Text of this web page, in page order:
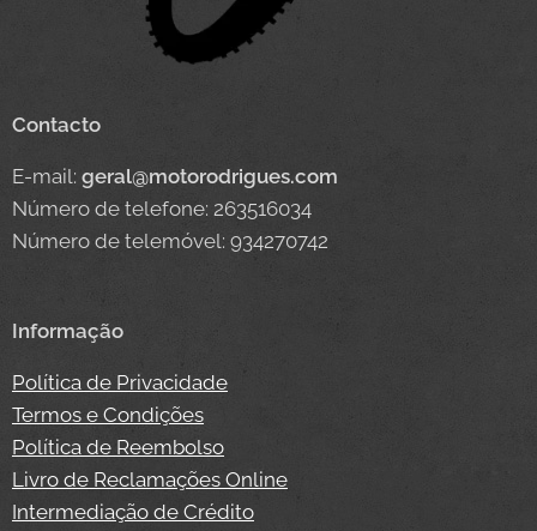
Contacto
E-mail: geral@motorodrigues.com
Número de telefone: 263516034
Número de telemóvel: 934270742
Informação
Política de Privacidade
Termos e Condições
Política de Reembolso
Livro de Reclamações Online
Intermediação de Crédito